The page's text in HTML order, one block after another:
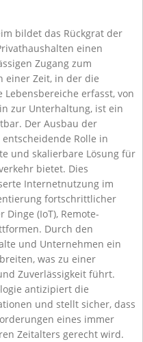
bildet das Rückgrat der
einen
Zugang zum
einer Zeit, in der die
erfasst, von
zur Unterhaltung, ist ein
Der Ausbau der
Rolle in
und skalierbare Lösung für
bietet. Dies
Internetnutzung im
fortschrittlicher
(IoT), Remote-
Durch den
und Unternehmen ein
was zu einer
Zuverlässigkeit führt.
antizipiert die
und stellt sicher, dass
eines immer
Zeitalters gerecht wird.